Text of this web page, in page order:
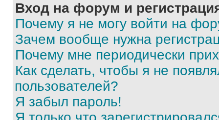
Вход на форум и
Почему я не могу войти на
Зачем вообще нужна
Почему мне периодически
Как сделать, чтобы я не
пользователей?
Я забыл пароль!